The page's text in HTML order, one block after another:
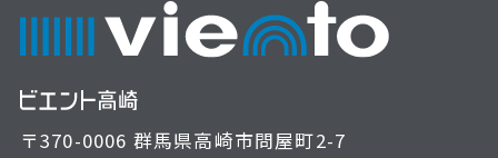
〒370-0006 群馬県高崎市問屋町2-7